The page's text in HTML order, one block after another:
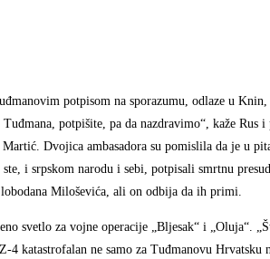
potpisom na sporazumu, odlaze u
potpišite, pa da nazdravimo“, kaže
Dvojica ambasadora su pomislila da je u
i srpskom narodu i sebi, potpisali smrtnu
Miloševića, ali on odbija da ih primi.
svetlo za vojne operacije „Bljesak“ i „Oluja“.
4 katastrofalan ne samo za Tuđmanovu